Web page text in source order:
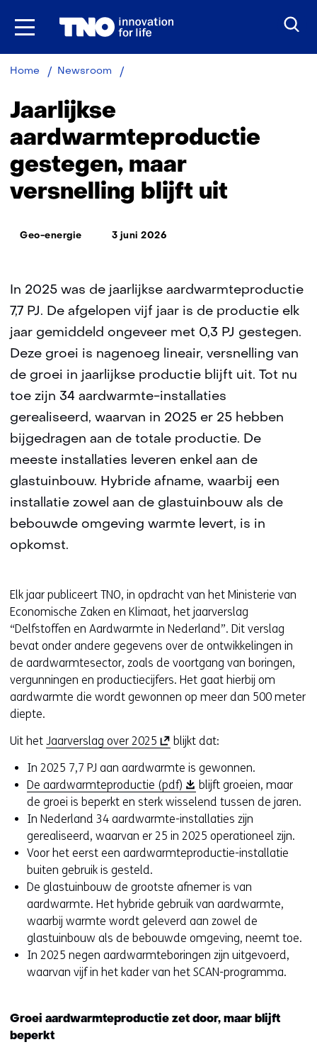
Ga
Home Newsroom
versnelling
blijft
uit
Jaarlijkse
aardwarmteproductie
gestegen, maar
versnelling blijft uit
Thema:
Geo-energie 3 juni 2026
In 2025 was de jaarlijkse aardwarmteproductie
7,7 PJ. De afgelopen vijf jaar is de productie elk
jaar gemiddeld ongeveer met 0,3 PJ gestegen.
Deze groei is nagenoeg lineair, versnelling van
de groei in jaarlijkse productie blijft uit. Tot nu
toe zijn 34 aardwarmte-installaties
gerealiseerd, waarvan in 2025 er 25 hebben
bijgedragen aan de totale productie. De
meeste installaties leveren enkel aan de
glastuinbouw. Hybride afname, waarbij een
installatie zowel aan de glastuinbouw als de
bebouwde omgeving warmte levert, is in
opkomst.
Elk jaar publiceert TNO, in opdracht van het Ministerie van
Economische Zaken en Klimaat, het jaarverslag
“Delfstoffen en Aardwarmte in Nederland”. Dit verslag
bevat onder andere gegevens over de ontwikkelingen in
de aardwarmtesector, zoals de voortgang van boringen,
vergunningen en productiecijfers. Het gaat hierbij om
aardwarmte die wordt gewonnen op meer dan 500 meter
diepte.
Uit het Jaarverslag over 2025 (
p
e
n
t
i
n
i
e
u
w
v
e
s
blijkt dat:
In 2025 7,7 PJ aan aardwarmte is gewonnen.
De aardwarmteproductie (pdf)
o
p
e
n
i
n
n
i
e
u
e
blijft groeien, maar
de groei is beperkt en sterk wisselend tussen de jaren.
In Nederland 34 aardwarmte-installaties zijn
gerealiseerd, waarvan er 25 in 2025 operationeel zijn.
Voor het eerst een aardwarmteproductie-installatie
buiten gebruik is gesteld.
De glastuinbouw de grootste afnemer is van
aardwarmte. Het hybride gebruik van aardwarmte,
waarbij warmte wordt geleverd aan zowel de
glastuinbouw als de bebouwde omgeving, neemt toe.
In 2025 negen aardwarmteboringen zijn uitgevoerd,
waarvan vijf in het kader van het SCAN-programma.
Groei aardwarmteproductie zet door, maar blijft
beperkt